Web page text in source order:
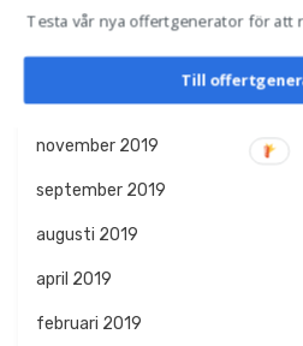
augusti 2020
april 2020
januari 2020
november 2019
september 2019
augusti 2019
april 2019
februari 2019
Testa vår nya offertgenerator för att
Till